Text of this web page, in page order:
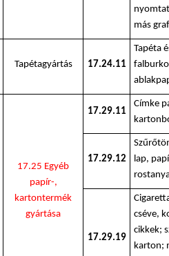
más
Tapétagyártás 17.24.11
Tapéta
17.25 Egyéb
papír-,
kartontermék
gyártása
17.29.11
Címke
17.29.12
lap,
17.29.19
cséve,
cikkek;
karton;